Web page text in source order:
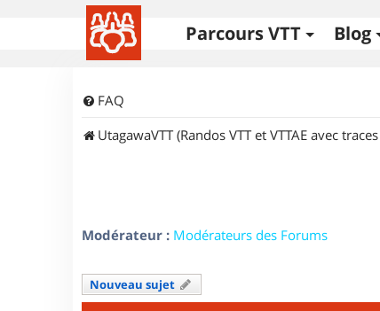
Parcours VTT Blog
FAQ
UtagawaVTT (Randos VTT et VTTAE avec traces
Modérateur : Modérateurs des Forums
Nouveau sujet